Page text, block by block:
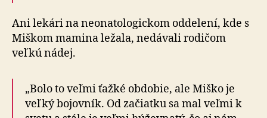
Ani lekári na neonatologickom oddelení, kde s
Miškom mamina ležala, nedávali rodičom
veľkú nádej.
„Bolo to veľmi ťažké obdobie, ale Miško je
veľký bojovník. Od začiatku sa mal veľmi k